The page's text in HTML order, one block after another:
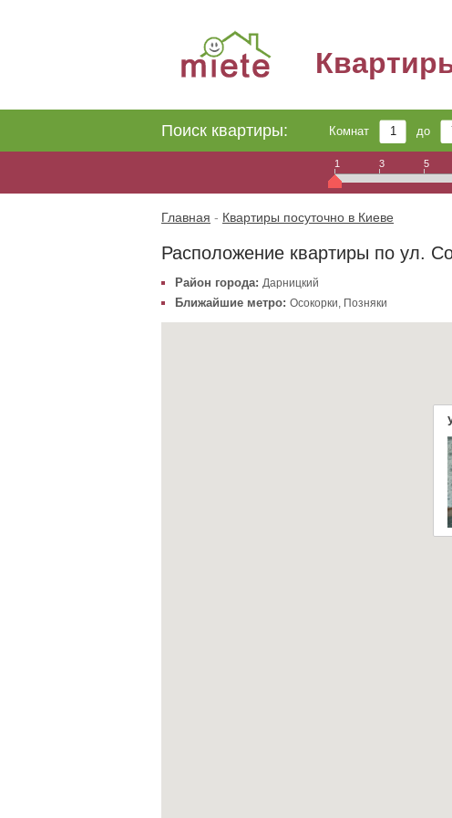
Поиск квартиры: Комнат до
1 3 5
Главная - Квартиры посуточно в Киеве
Расположение квартиры по ул.
Район города: Дарницкий
Ближайшие метро: Осокорки, Позняки